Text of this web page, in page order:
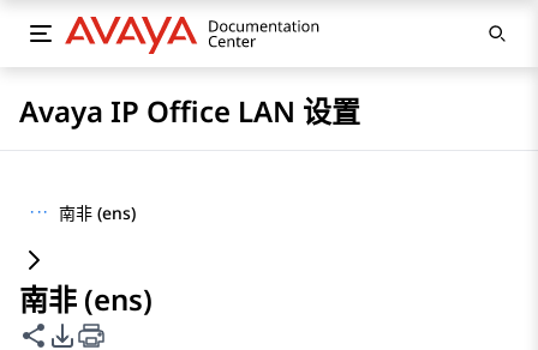
Avaya IP Office LAN 设置
··· 南非 (ens)
南非 (ens)
共享此页面
PDF 导出选项